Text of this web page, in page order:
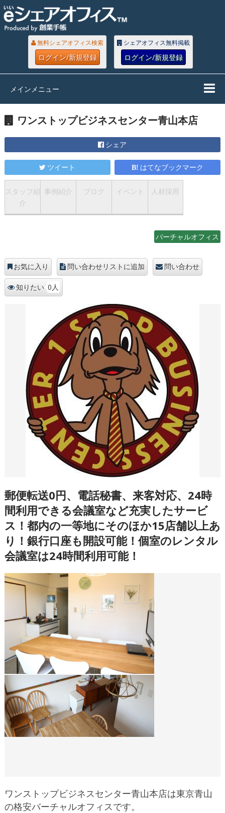
無料シェアオフィス検索
ログイン/新規登録
シェアオフィス無料掲載
ログイン/新規登録
メインメニュー
ワンストップビジネスセンター青山本店
シェア
ツイート はてなブックマーク
スタッフ紹
介
事例紹介 ブログ イベント 人材採用
バーチャルオフィス
お気に入り 問い合わせリストに追加 問い合わせ
知りたい 0人
郵便転送0円、電話秘書、来客対応、24時
間利用できる会議室など充実したサービ
ス！都内の一等地にそのほか15店舗以上あ
り！銀行口座も開設可能！個室のレンタル
会議室は24時間利用可能！
ワンストップビジネスセンター青山本店は東京青山
の格安バーチャルオフィスです。